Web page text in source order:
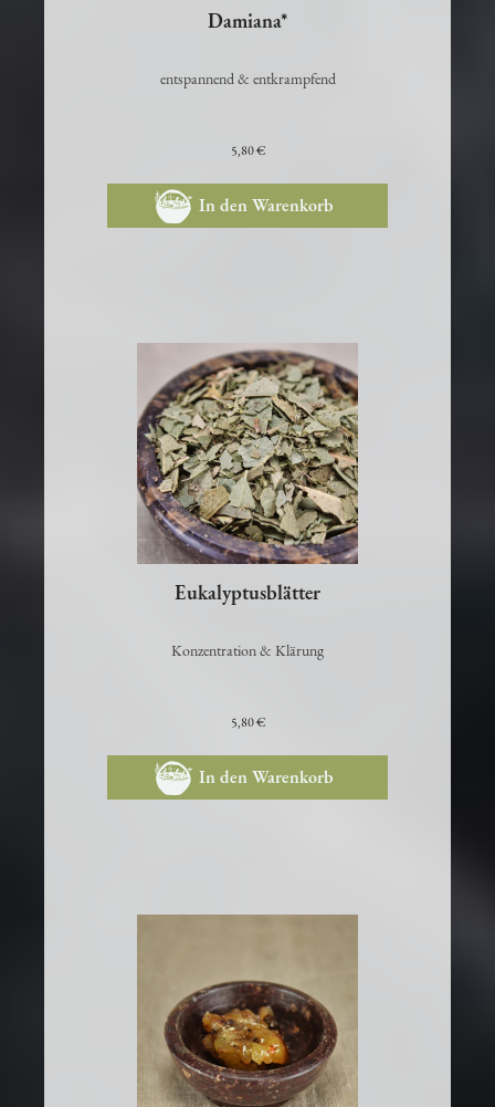
Damiana*
entspannend & entkrampfend
5,80 €
In den Warenkorb
Eukalyptusblätter
Konzentration & Klärung
5,80 €
In den Warenkorb